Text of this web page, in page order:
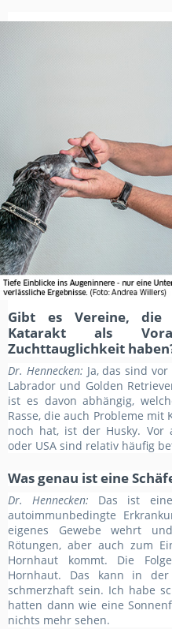
Gibt es Vereine, die
Katarakt als
Zuchttauglichkeit
Dr. Hennecken: Ja, das sind
Labrador und Golden
ist es davon abhängig,
Rasse, die auch Probleme
noch hat, ist der Husky. Vor
oder USA sind relativ häufig
Was genau ist eine
Dr. Hennecken:
Das ist
autoimmunbedingte
eigenes Gewebe wehrt
Rötungen, aber auch zum
Hornhaut kommt. Die
Hornhaut. Das kann in
schmerzhaft sein. Ich habe
hatten dann wie eine
nichts mehr sehen.